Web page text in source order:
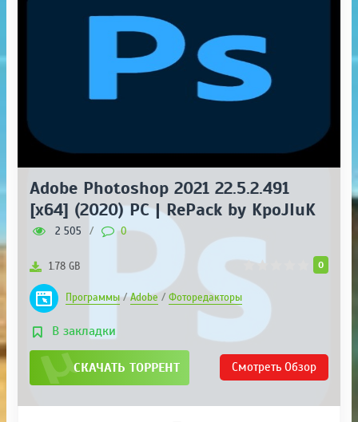
Adobe Photoshop 2021 22.5.2.491
[x64] (2020) PC | RePack by KpoJIuK
2 505 / 0
0
1.78 GB
Программы/Adobe / Фоторедакторы
В закладки
СКАЧАТЬ ТОРРЕНТ Смотреть Обзор